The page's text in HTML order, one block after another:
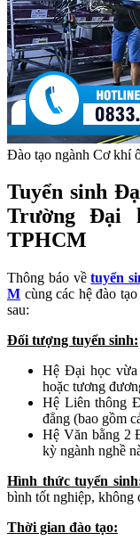
Đào tạo ngành Cơ khí
Tuyển sinh
Trường Đại
TPHCM
Thông báo vềtuyển
M cùng các hệ đào
sau:
Đối tượng tuyển sinh:
Hệ Đại học vừa
hoặc tương
Hệ Liên thông
đẳng (bao gồm
Hệ Văn bằng 2
kỳ ngành nghề
Hình thức tuyển
bình tốt nghiệp, không
Thời gian đào tạo: